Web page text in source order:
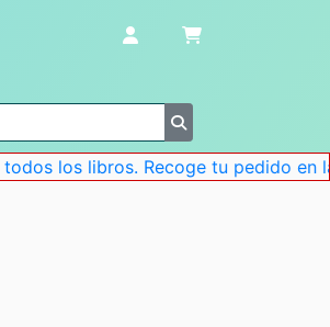
los libros. Recoge tu pedido en la